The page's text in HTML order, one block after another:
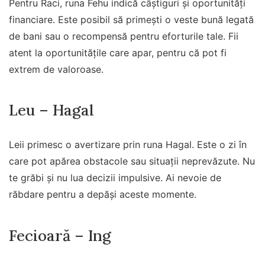
Pentru Raci, runa Fehu indică câștiguri și oportunități
financiare. Este posibil să primești o veste bună legată
de bani sau o recompensă pentru eforturile tale. Fii
atent la oportunitățile care apar, pentru că pot fi
extrem de valoroase.
Leu – Hagal
Leii primesc o avertizare prin runa Hagal. Este o zi în
care pot apărea obstacole sau situații neprevăzute. Nu
te grăbi și nu lua decizii impulsive. Ai nevoie de
răbdare pentru a depăși aceste momente.
Fecioară – Ing